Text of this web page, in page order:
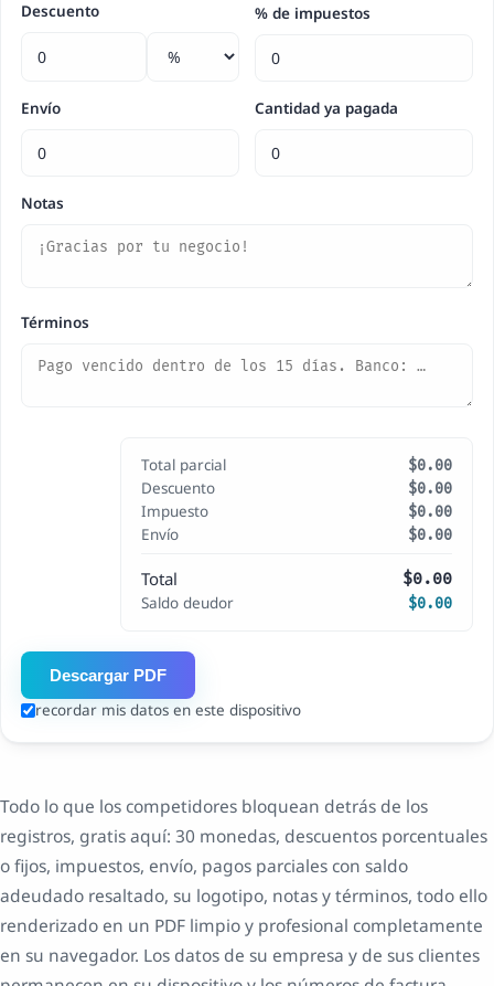
Descuento % de impuestos
Envío Cantidad ya pagada
Notas
Términos
Total parcial $0.00
Descuento $0.00
Impuesto $0.00
Envío $0.00
Total
$0.00
Saldo deudor
$0.00
Descargar PDF
recordar mis datos en este dispositivo
Todo lo que los competidores bloquean detrás de los
registros, gratis aquí: 30 monedas, descuentos porcentuales
o fijos, impuestos, envío, pagos parciales con saldo
adeudado resaltado, su logotipo, notas y términos, todo ello
renderizado en un PDF limpio y profesional completamente
en su navegador. Los datos de su empresa y de sus clientes